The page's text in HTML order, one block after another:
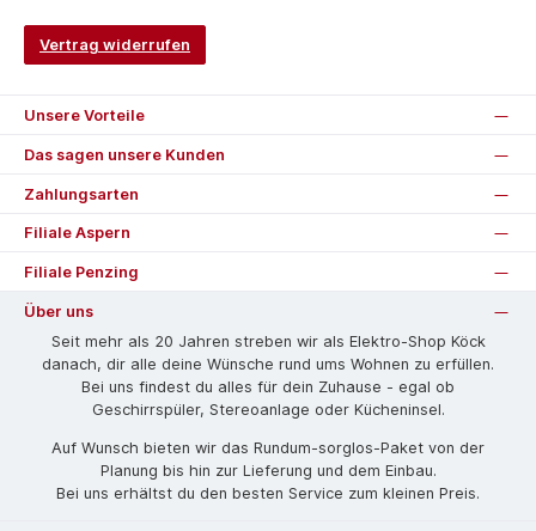
Vertrag widerrufen
Unsere Vorteile
Das sagen unsere Kunden
Zahlungsarten
Filiale Aspern
Filiale Penzing
Über uns
Seit mehr als 20 Jahren streben wir als Elektro-Shop Köck
danach, dir alle deine Wünsche rund ums Wohnen zu erfüllen.
Bei uns findest du alles für dein Zuhause - egal ob
Geschirrspüler, Stereoanlage oder Kücheninsel.
Auf Wunsch bieten wir das Rund­um-sorg­los-Pa­ket von der
Planung bis hin zur Lieferung und dem Einbau.
Bei uns erhältst du den besten Service zum kleinen Preis.